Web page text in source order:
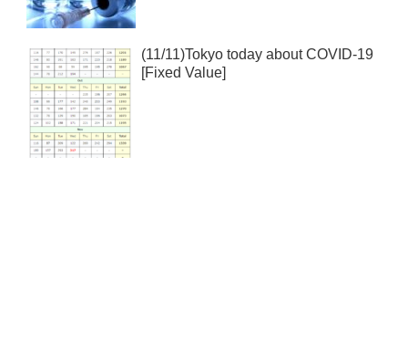
(11/11)Tokyo today about COVID-19
[Fixed Value]